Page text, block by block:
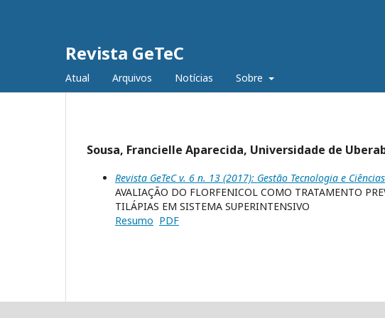
Revista GeTeC
Atual Arquivos Notícias Sobre
Sousa, Francielle Aparecida, Universidade de
Revista GeTeC v. 6 n. 13 (2017): Gestão Tecnologia e Ciências
AVALIAÇÃO DO FLORFENICOL COMO TRATAMENTO
TILÁPIAS EM SISTEMA SUPERINTENSIVO
Resumo PDF